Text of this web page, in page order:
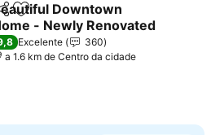
Adicionar aos favoritos
Downtown
- Newly Renovated
preços
Excelente
360
a 1.6 km de Centro da cidade